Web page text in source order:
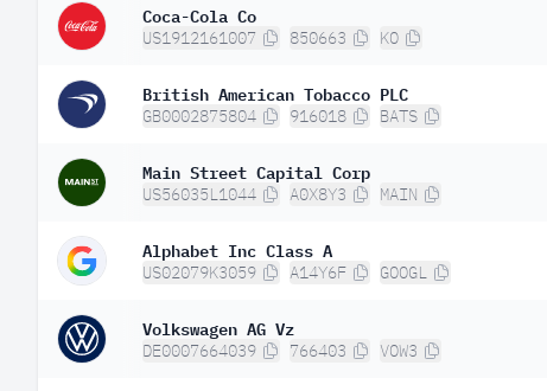
Coca-Cola Co
US1912161007 850663 KO
British American Tobacco PLC
GB0002875804 916018 BATS
Main Street Capital Corp
US56035L1044 A0X8Y3 MAIN
Alphabet Inc Class A
US02079K3059 A14Y6F GOOGL
Volkswagen AG Vz
DE0007664039 766403 VOW3